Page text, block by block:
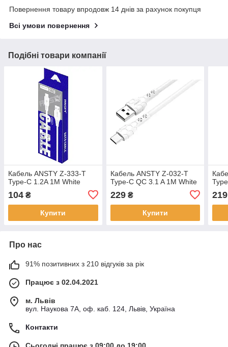
Повернення товару впродовж 14 днів за рахунок покупця
Всі умови повернення
Подібні товари компанії
Кабель ANSTY Z-333-T
Type-C 1.2A 1M White
104 ₴
Купити
Кабель ANSTY Z-032-T
Type-C QC 3.1 A 1M White
229₴
Купити
219
Про нас
91% позитивних з 210 відгуків за рік
Працює з 02.04.2021
м. Львів
вул. Наукова 7А, оф. каб. 124, Львів, Україна
Контакти
Сьогодні працює з 09:00 до 19:00